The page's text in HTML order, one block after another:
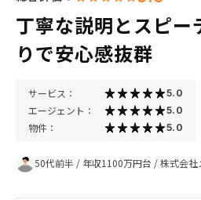
丁寧な説明とスピー
りで安心感抜群
サービス： 5.0
エージェント： 5.0
物件： 5.0
50代前半 / 年収1100万円台 /株式会社